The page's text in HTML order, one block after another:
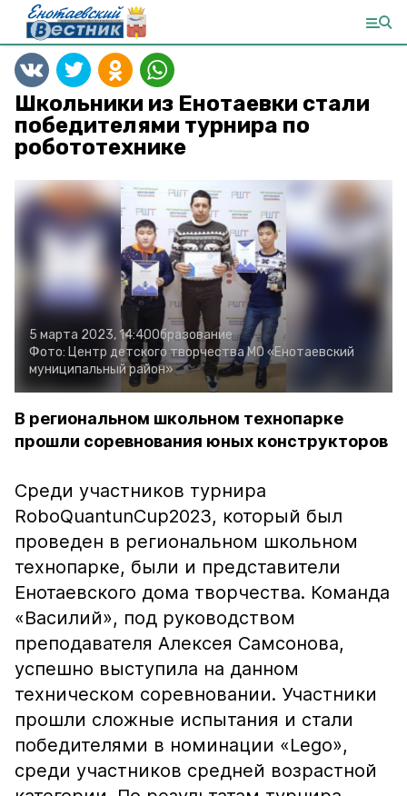
Школьники из Енотаевки стали
победителями турнира по
робототехнике
5 марта 2023, 14:40Образование
Фото: Центр детского творчества МО «Енотаевский
муниципальный район»
В региональном школьном технопарке
прошли соревнования юных конструкторов
Среди участников турнира
RoboQuantunCup2023, который был
проведен в региональном школьном
технопарке, были и представители
Енотаевского дома творчества. Команда
«Василий», под руководством
преподавателя Алексея Самсонова,
успешно выступила на данном
техническом соревновании. Участники
прошли сложные испытания и стали
победителями в номинации «Lego»,
среди участников средней возрастной